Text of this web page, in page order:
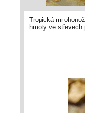
Tropická
hmoty ve